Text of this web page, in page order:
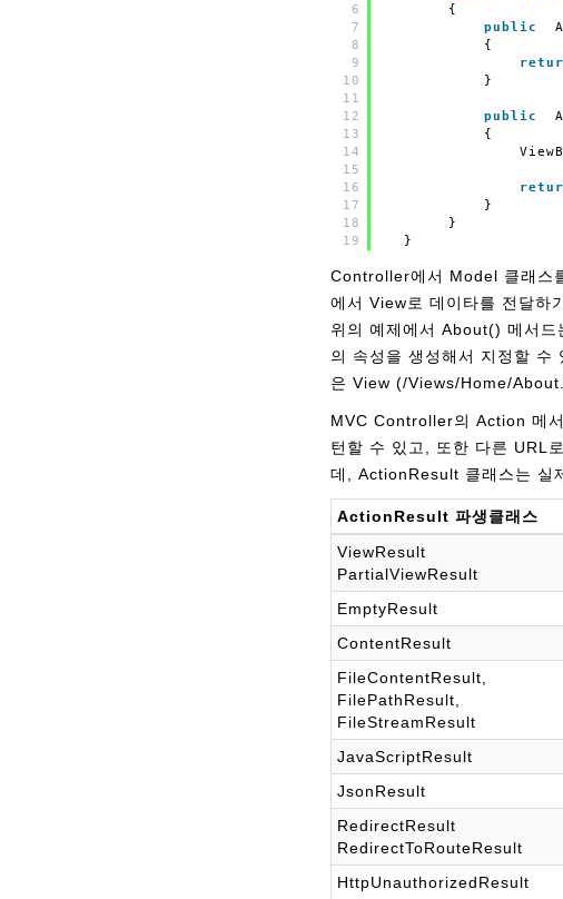
6
7
8
9
10
11
12
13
14
15
16
17
18
19
{
public
{
}
public
{
}
}
}
Controller에서 Model 클래스
에서 View로 데이타를 전달하
위의 예제에서 About() 메서
의 속성을 생성해서 지정할
은 View (/Views/Home/
MVC Controller의 Action 메
턴할 수 있고, 또한 다른 URL
데, ActionResult 클래스는 실
ActionResult 파생클래스
ViewResult
PartialViewResult
EmptyResult
ContentResult
FileContentResult,
FilePathResult,
FileStreamResult
JavaScriptResult
JsonResult
RedirectResult
RedirectToRouteResult
HttpUnauthorizedResult